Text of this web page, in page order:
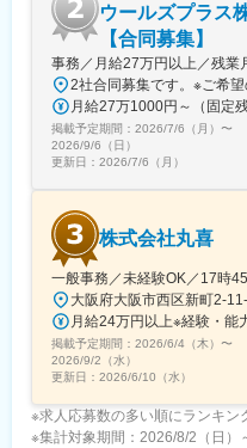
創業9年目のスタートア
らもより多くの方々や地
わっていただけるよう、
ロからイチの「起業」を
業」へと進化していきま
変更の範囲：会社の定め
ウールズプラス
【合同募集】
事務／月給27万円以上／残業
掲載予定期間： 2026/7/6（月） 〜
2026/9/6（日）
更新日： 2026/7/6（月）
株式会社丸喜
一般事務／未経験OK／17時
月給24万円以上※経験・能
掲載予定期間： 2026/6/4（木） 〜
2026/9/2（水）
更新日： 2026/6/10（水）
※求人応募数の多い順にランキン
※集計対象期間：2026/8/2（日）